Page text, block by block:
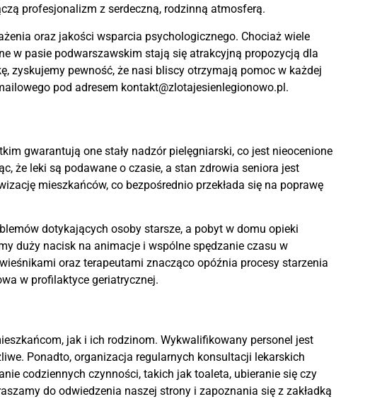
profesjonalizm z serdeczną, rodzinną atmosferą.
oraz jakości wsparcia psychologicznego. Chociaż wiele
w pasie podwarszawskim stają się atrakcyjną propozycją dla
zyskujemy pewność, że nasi bliscy otrzymają pomoc w każdej
pod adresem kontakt@zlotajesienlegionowo.pl.
gwarantują one stały nadzór pielęgniarski, co jest nieocenione
że leki są podawane o czasie, a stan zdrowia seniora jest
mieszkańców, co bezpośrednio przekłada się na poprawę
dotykających osoby starsze, a pobyt w domu opieki
duży nacisk na animacje i wspólne spędzanie czasu w
oraz terapeutami znacząco opóźnia procesy starzenia
w profilaktyce geriatrycznej.
jak i ich rodzinom. Wykwalifikowany personel jest
Ponadto, organizacja regularnych konsultacji lekarskich
codziennych czynności, takich jak toaleta, ubieranie się czy
do odwiedzenia naszej strony i zapoznania się z zakładką